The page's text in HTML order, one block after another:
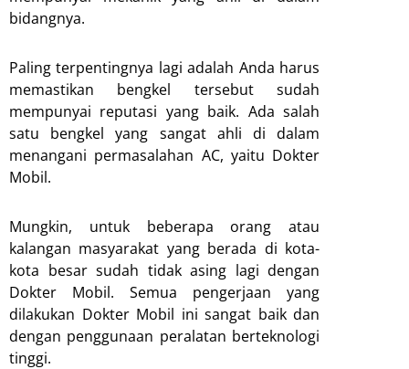
bidangnya.
Paling terpentingnya lagi adalah Anda harus
memastikan bengkel tersebut sudah
mempunyai reputasi yang baik. Ada salah
satu bengkel yang sangat ahli di dalam
menangani permasalahan AC, yaitu Dokter
Mobil.
Mungkin, untuk beberapa orang atau
kalangan masyarakat yang berada di kota-
kota besar sudah tidak asing lagi dengan
Dokter Mobil. Semua pengerjaan yang
dilakukan Dokter Mobil ini sangat baik dan
dengan penggunaan peralatan berteknologi
tinggi.